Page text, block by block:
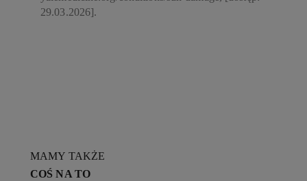
29.03.2026].
MAMY TAKŻE
COŚ NA TO